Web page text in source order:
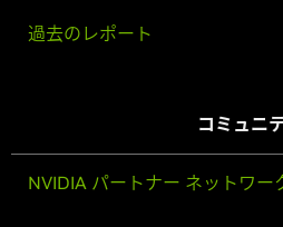
過去のレポート
コミュニ
NVIDIA パートナー ネットワー